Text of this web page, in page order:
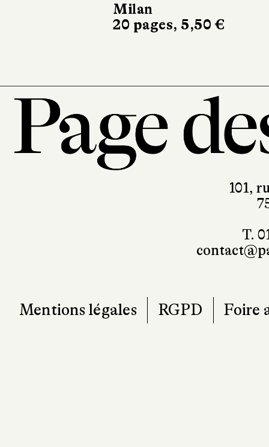
Milan
20 pages, 5,50 €
101,
T.
Mentions légales RGPD Foire